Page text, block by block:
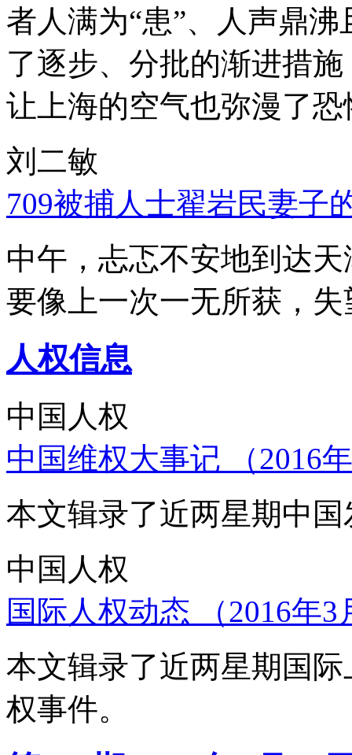
者人满为“患”、人声鼎
了逐步、分批的渐进措
让上海的空气也弥漫了
刘二敏
709被捕人士翟岩民妻子
中午，忐忑不安地到达
要像上一次一无所获，
人权信息
中国人权
中国维权大事记 （2016
本文辑录了近两星期中
中国人权
国际人权动态 （2016年
本文辑录了近两星期国
权事件。